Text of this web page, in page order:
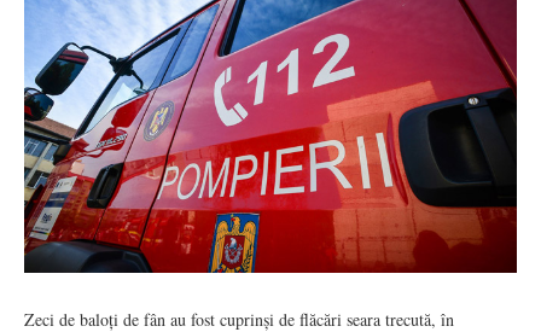
Zeci de baloți de fân au fost cuprinși de flăcări seara trecută, în